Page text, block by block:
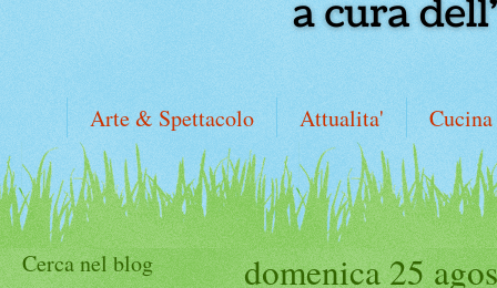
Arte & Spettacolo Attualita' Cucina
domenica 25
Cerca nel blog